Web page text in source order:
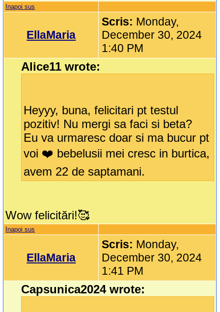
Inapoi sus
EllaMaria
Scris: Monday,
December 30, 2024
1:40 PM
Alice11 wrote:
Heyyy, buna, felicitari pt testul
pozitiv! Nu mergi sa faci si beta?
Eu va urmaresc doar si ma bucur pt
voi ❤️ bebelusii mei cresc in burtica,
avem 22 de saptamani.
Wow felicitări!🥰
Inapoi sus
EllaMaria
Scris: Monday,
December 30, 2024
1:41 PM
Capsunica2024 wrote: